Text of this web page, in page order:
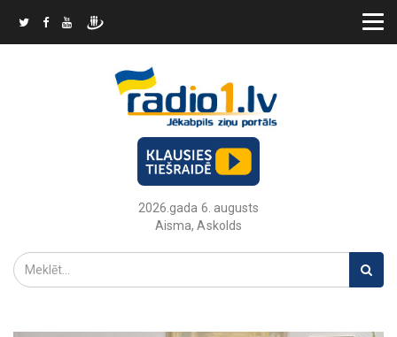
2026.gada 6. augusts
Aisma, Askolds